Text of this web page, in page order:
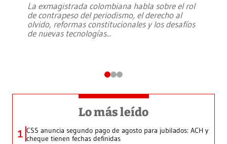
La exmagistrada colombiana habla sobre el rol
de contrapeso del periodismo, el derecho al
olvido, reformas constitucionales y los desafíos
de nuevas tecnologías...
Lo más leído
1 CSS anuncia segundo pago de agosto para jubilados: ACH y
cheque tienen fechas definidas